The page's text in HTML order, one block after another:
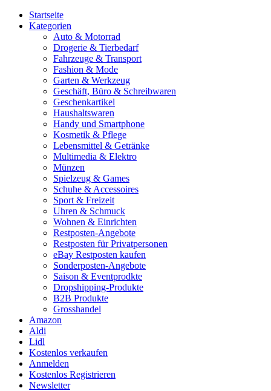
Startseite
Kategorien
Auto & Motorrad
Drogerie & Tierbedarf
Fahrzeuge & Transport
Fashion & Mode
Garten & Werkzeug
Geschäft, Büro & Schreibwaren
Geschenkartikel
Haushaltswaren
Handy und Smartphone
Kosmetik & Pflege
Lebensmittel & Getränke
Multimedia & Elektro
Münzen
Spielzeug & Games
Schuhe & Accessoires
Sport & Freizeit
Uhren & Schmuck
Wohnen & Einrichten
Restposten-Angebote
Restposten für Privatpersonen
eBay Restposten kaufen
Sonderposten-Angebote
Saison & Eventprodkte
Dropshipping-Produkte
B2B Produkte
Grosshandel
Amazon
Aldi
Lidl
Kostenlos verkaufen
Anmelden
Kostenlos Registrieren
Newsletter